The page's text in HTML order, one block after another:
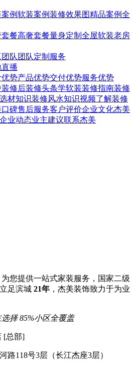
例软装案例装修效果图精品案例全
餐高奢套餐量身定制 全屋软装老房
队 团队定制服务
播
势产品优势交付优势服务优势
装修后装修头条学软装装修指南装修
选材知识装修风水知识视频了解装修
碑售后服务客户评价企业文化杰美
企业动态业主建议联系杰美
您提供一站式家装服务，国家二级
足滨城 21年 ，杰美装饰致力于为业
选择 85%小区全覆盖
[总部]
路118号3层（长江杰座3层）